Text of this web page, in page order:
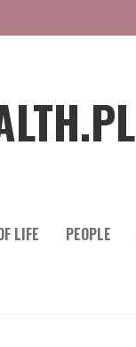
LIFE PEOPLE